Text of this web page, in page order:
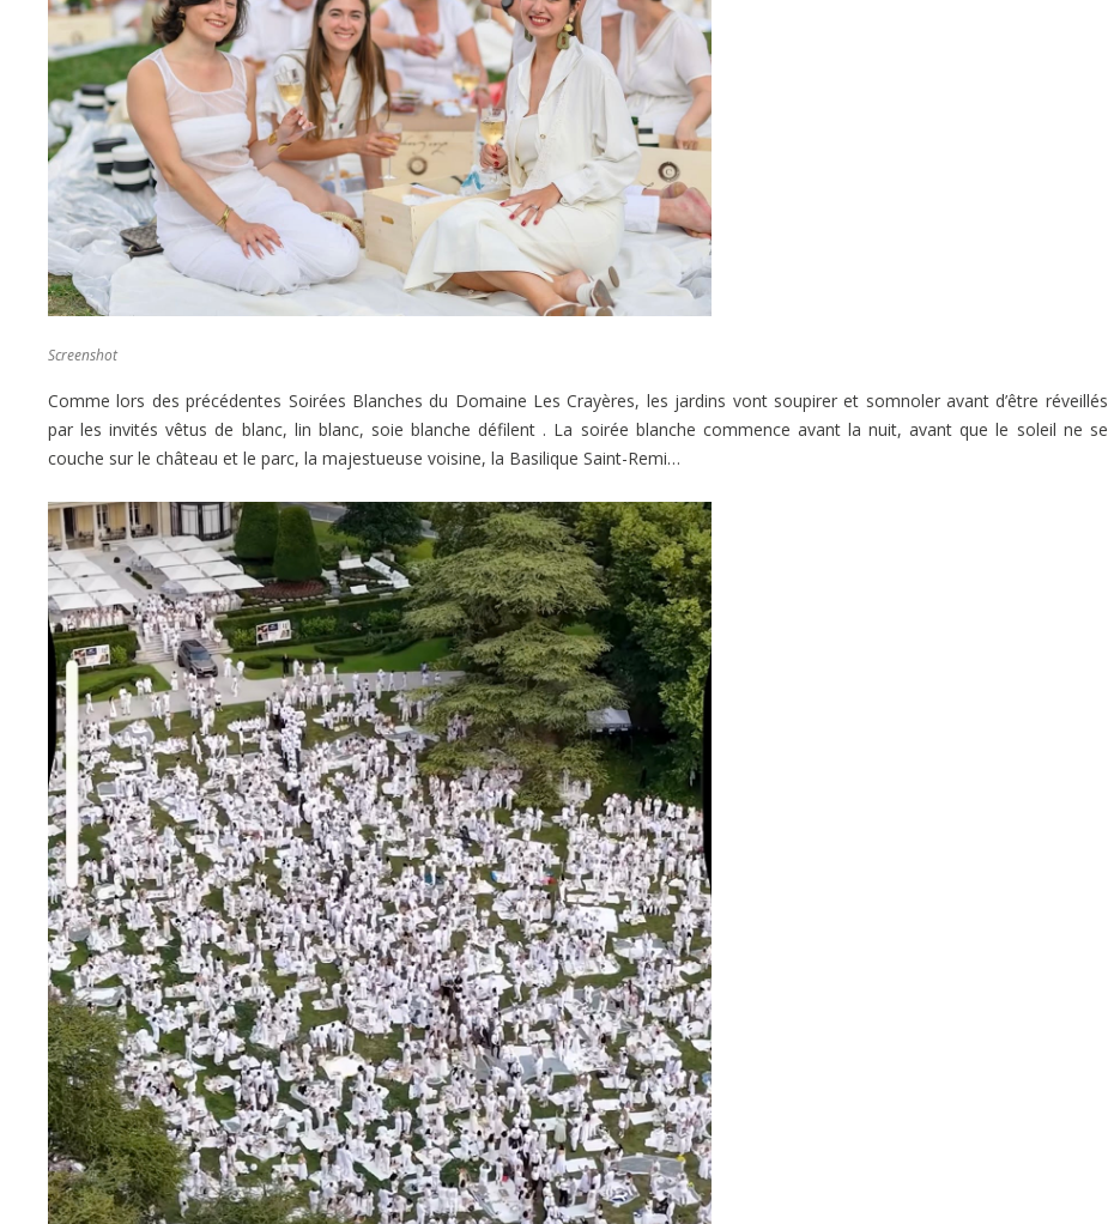
Screenshot
Comme lors des précédentes Soirées Blanches du Domaine Les Crayères, les jardins vont soupirer et somnoler avant d’être réveillés
par les invités vêtus de blanc, lin blanc, soie blanche défilent . La soirée blanche commence avant la nuit, avant que le soleil ne se
couche sur le château et le parc, la majestueuse voisine, la Basilique Saint-Remi…